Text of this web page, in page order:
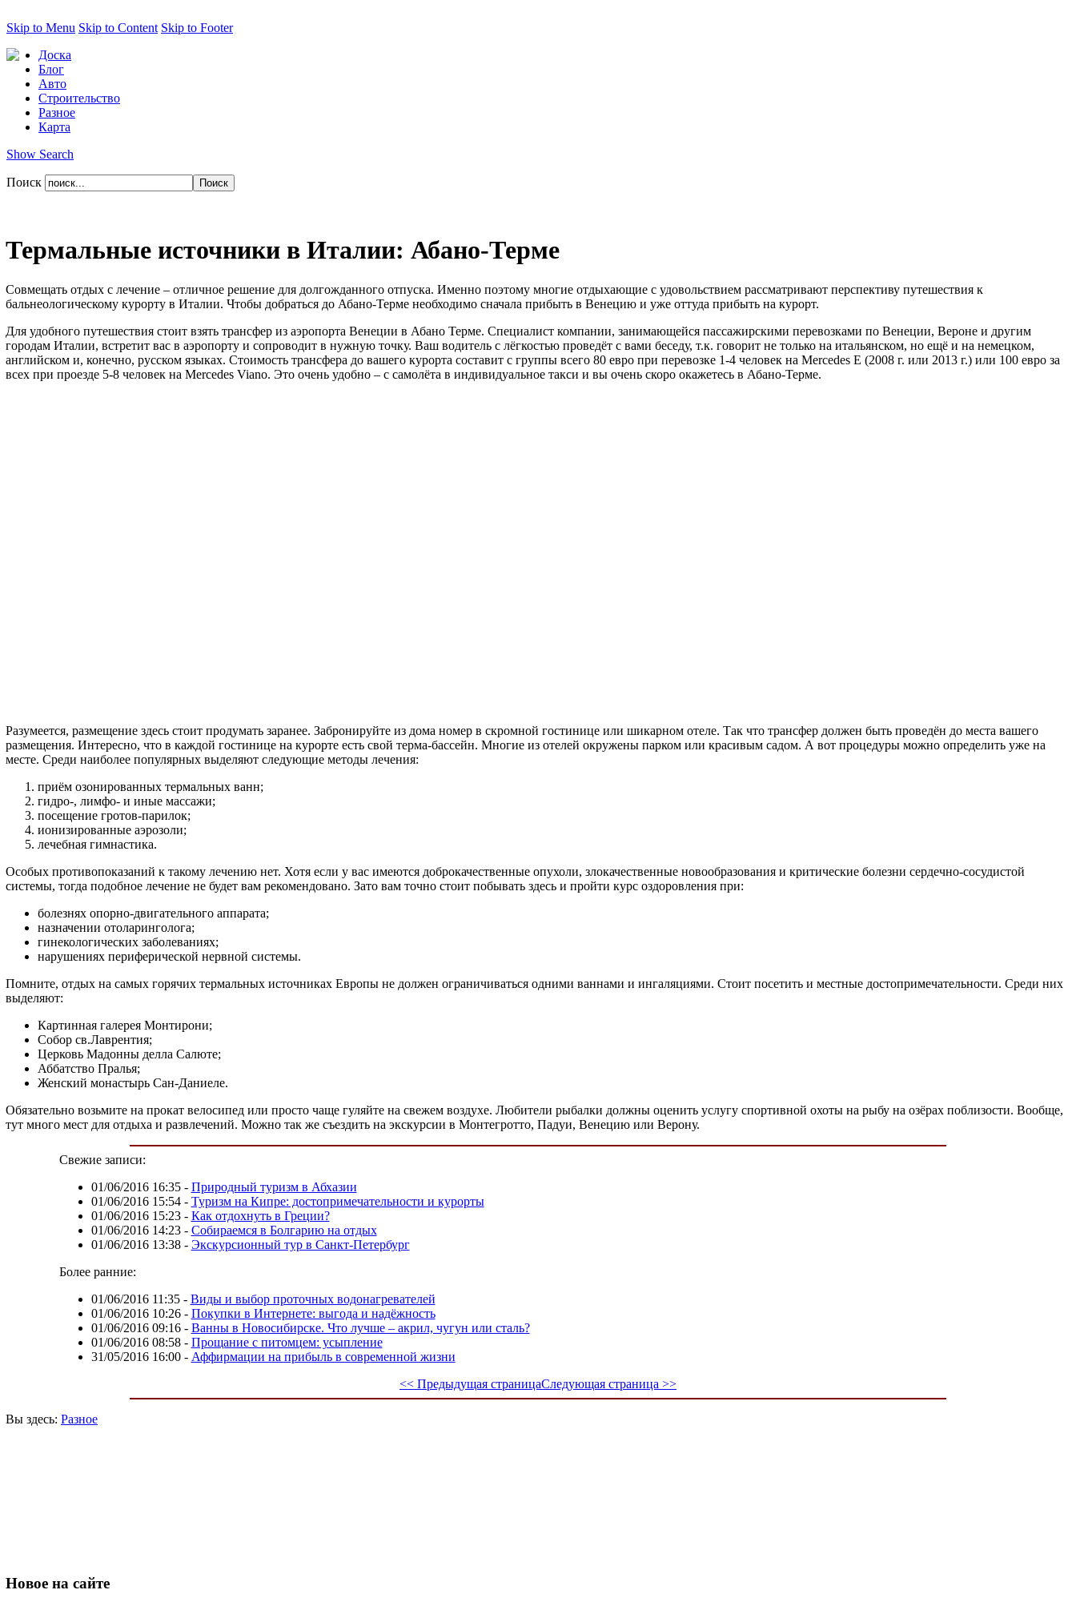
Skip to Menu Skip to Content Skip to Footer
Доска
Блог
Авто
Строительство
Разное
Карта
Show Search
Поиск
Термальные источники в Италии: Абано-Терме
Совмещать отдых с лечение – отличное решение для долгожданного отпуска. Именно поэтому многие отдыхающие с удовольствием рассматривают перспективу путешествия к
бальнеологическому курорту в Италии. Чтобы добраться до Абано-Терме необходимо сначала прибыть в Венецию и уже оттуда прибыть на курорт.
Для удобного путешествия стоит взять трансфер из аэропорта Венеции в Абано Терме. Специалист компании, занимающейся пассажирскими перевозками по Венеции, Вероне и другим
городам Италии, встретит вас в аэропорту и сопроводит в нужную точку. Ваш водитель с лёгкостью проведёт с вами беседу, т.к. говорит не только на итальянском, но ещё и на немецком,
английском и, конечно, русском языках. Стоимость трансфера до вашего курорта составит с группы всего 80 евро при перевозке 1-4 человек на Mercedes E (2008 г. или 2013 г.) или 100 евро за
всех при проезде 5-8 человек на Mercedes Viano. Это очень удобно – с самолёта в индивидуальное такси и вы очень скоро окажетесь в Абано-Терме.
Разумеется, размещение здесь стоит продумать заранее. Забронируйте из дома номер в скромной гостинице или шикарном отеле. Так что трансфер должен быть проведён до места вашего
размещения. Интересно, что в каждой гостинице на курорте есть свой терма-бассейн. Многие из отелей окружены парком или красивым садом. А вот процедуры можно определить уже на
месте. Среди наиболее популярных выделяют следующие методы лечения:
приём озонированных термальных ванн;
гидро-, лимфо- и иные массажи;
посещение гротов-парилок;
ионизированные аэрозоли;
лечебная гимнастика.
Особых противопоказаний к такому лечению нет. Хотя если у вас имеются доброкачественные опухоли, злокачественные новообразования и критические болезни сердечно-сосудистой
системы, тогда подобное лечение не будет вам рекомендовано. Зато вам точно стоит побывать здесь и пройти курс оздоровления при:
болезнях опорно-двигательного аппарата;
назначении отоларинголога;
гинекологических заболеваниях;
нарушениях периферической нервной системы.
Помните, отдых на самых горячих термальных источниках Европы не должен ограничиваться одними ваннами и ингаляциями. Стоит посетить и местные достопримечательности. Среди них
выделяют:
Картинная галерея Монтирони;
Собор св.Лаврентия;
Церковь Мадонны делла Салюте;
Аббатство Пралья;
Женский монастырь Сан-Даниеле.
Обязательно возьмите на прокат велосипед или просто чаще гуляйте на свежем воздухе. Любители рыбалки должны оценить услугу спортивной охоты на рыбу на озёрах поблизости. Вообще,
тут много мест для отдыха и развлечений. Можно так же съездить на экскурсии в Монтегротто, Падуи, Венецию или Верону.
Свежие записи:
01/06/2016 16:35- Природный туризм в Абхазии
01/06/2016 15:54- Туризм на Кипре: достопримечательности и курорты
01/06/2016 15:23- Как отдохнуть в Греции?
01/06/2016 14:23- Собираемся в Болгарию на отдых
01/06/2016 13:38- Экскурсионный тур в Санкт-Петербург
Более ранние:
01/06/2016 11:35- Виды и выбор проточных водонагревателей
01/06/2016 10:26- Покупки в Интернете: выгода и надёжность
01/06/2016 09:16- Ванны в Новосибирске. Что лучше – акрил, чугун или сталь?
01/06/2016 08:58- Прощание с питомцем: усыпление
31/05/2016 16:00- Аффирмации на прибыль в современной жизни
<< Предыдущая страницаСледующая страница >>
Вы здесь: Разное
Новое на сайте